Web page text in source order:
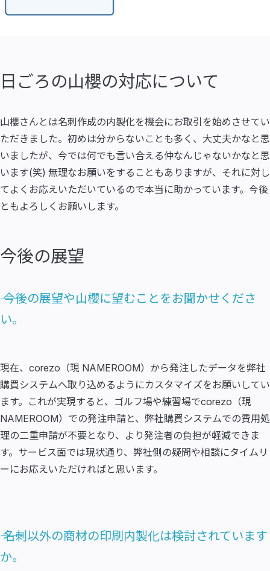
日ごろの山櫻の対応について
山櫻さんとは名刺作成の内製化を機会にお取引を始めさせてい
ただきました。初めは分からないことも多く、大丈夫かなと思
いましたが、今では何でも言い合える仲なんじゃないかなと思
います(笑) 無理なお願いをすることもありますが、それに対し
てよくお応えいただいているので本当に助かっています。今後
ともよろしくお願いします。
今後の展望
―― 今後の展望や山櫻に望むことをお聞かせくださ
い。
現在、corezo（現 NAMEROOM）から発注したデータを弊社
購買システムへ取り込めるようにカスタマイズをお願いしてい
ます。これが実現すると、ゴルフ場や練習場でcorezo（現
NAMEROOM）での発注申請と、弊社購買システムでの費用処
理の二重申請が不要となり、より発注者の負担が軽減できま
す。サービス面では現状通り、弊社側の疑問や相談にタイムリ
ーにお応えいただければと思います。
―― 名刺以外の商材の印刷内製化は検討されています
か。